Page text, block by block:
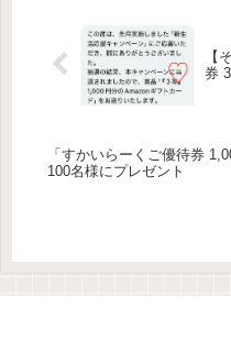
【
券
「すかいらーくご優待券
100名様にプレゼント